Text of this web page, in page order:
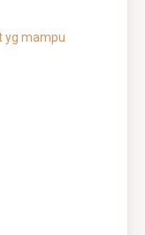
yg mampu